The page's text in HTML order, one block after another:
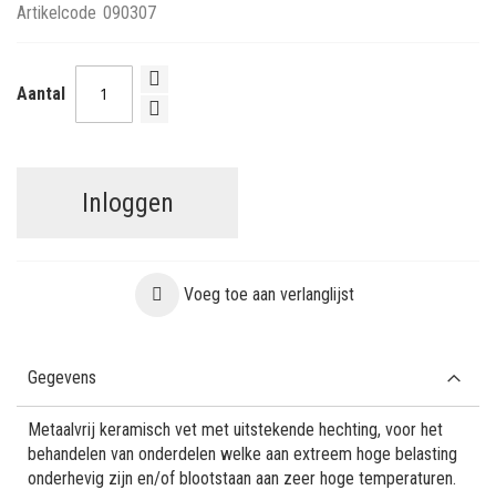
Artikelcode 090307
Aantal
Inloggen
Voeg toe aan verlanglijst
Gegevens
Metaalvrij keramisch vet met uitstekende hechting, voor het
behandelen van onderdelen welke aan extreem hoge belasting
onderhevig zijn en/of blootstaan aan zeer hoge temperaturen.